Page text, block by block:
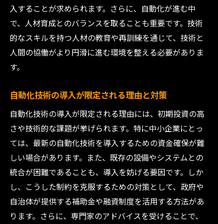
入することが求められます。さらに、自動化が進む中
で、人材育成とのバランスを取ることも重要です。技術
的なスキルを持つ人材の教育や再訓練を通じて、技術と
人間の協働がより円滑に進む環境を整える必要がありま
す。
自動化技術の導入が限定される理由と対策
自動化技術の導入が限定される理由には、初期投資の高
さや技術的な課題が挙げられます。特に中小企業にとっ
ては、最新の自動化技術を導入するための資金確保が難
しい場合があります。また、既存の設備やシステムとの
統合が困難であることも、導入を妨げる要因です。しか
し、こうした制約を克服するための対策として、政府や
自治体が提供する補助金や融資制度を活用する方法があ
ります。さらに、専門家のアドバイスを受けることで、